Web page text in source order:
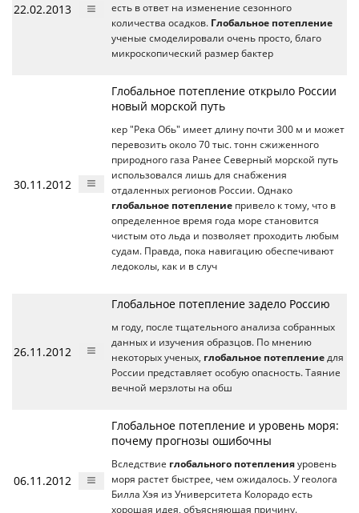
22.02.2013
есть в ответ на изменение сезонного
количества осадков. Глобальное потепление
ученые смоделировали очень просто, благо
микроскопический размер бактер
30.11.2012
Глобальное потепление открыло России
новый морской путь
кер "Река Обь" имеет длину почти 300 м и может
перевозить около 70 тыс. тонн сжиженного
природного газа Ранее Северный морской путь
использовался лишь для снабжения
отдаленных регионов России. Однако
глобальное потепление привело к тому, что в
определенное время года море становится
чистым ото льда и позволяет проходить любым
судам. Правда, пока навигацию обеспечивают
ледоколы, как и в случ
26.11.2012
Глобальное потепление задело Россию
м году, после тщательного анализа собранных
данных и изучения образцов. По мнению
некоторых ученых, глобальное потепление для
России представляет особую опасность. Таяние
вечной мерзлоты на обш
06.11.2012
Глобальное потепление и уровень моря:
почему прогнозы ошибочны
Вследствие глобального потепления уровень
моря растет быстрее, чем ожидалось. У геолога
Билла Хэя из Университета Колорадо есть
хорошая идея, объясняющая причину.